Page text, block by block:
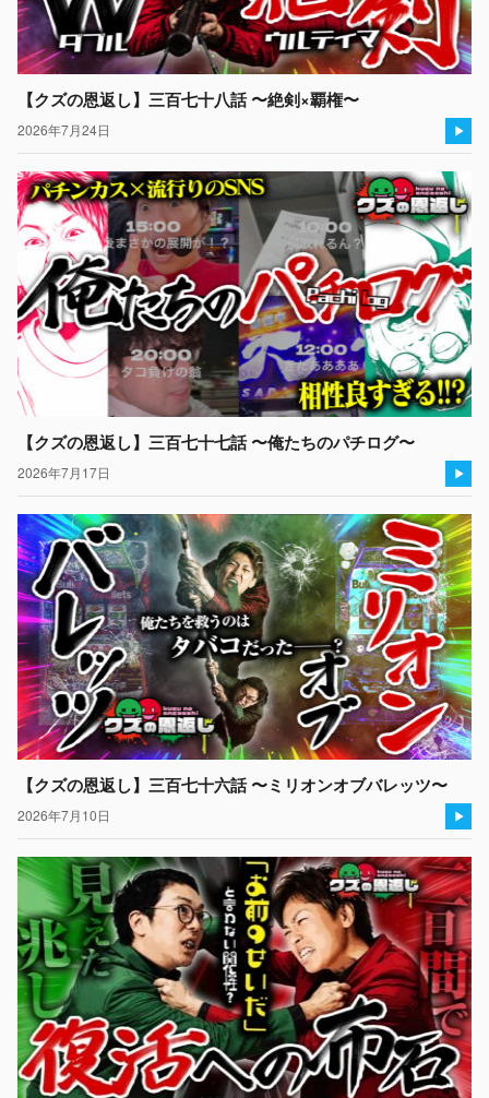
【クズの恩返し】三百七十八話 〜絶剣×覇権〜
2026年7月24日
【クズの恩返し】三百七十七話 〜俺たちのパチログ〜
2026年7月17日
【クズの恩返し】三百七十六話 〜ミリオンオブバレッツ〜
2026年7月10日